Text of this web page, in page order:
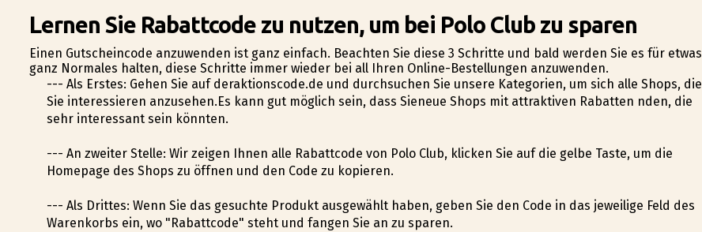
Lernen Sie Rabattcode zu nutzen, um bei Polo Club zu sparen
Einen Gutscheincode anzuwenden ist ganz einfach. Beachten Sie diese 3 Schritte und bald werden Sie es für etwas
ganz Normales halten, diese Schritte immer wieder bei all Ihren Online-Bestellungen anzuwenden.
--- Als Erstes: Gehen Sie auf deraktionscode.de und durchsuchen Sie unsere Kategorien, um sich alle Shops, die
Sie interessieren anzusehen.Es kann gut möglich sein, dass Sieneue Shops mit attraktiven Rabatten finden, die
sehr interessant sein könnten.
--- An zweiter Stelle: Wir zeigen Ihnen alle Rabattcode von Polo Club, klicken Sie auf die gelbe Taste, um die
Homepage des Shops zu öffnen und den Code zu kopieren.
--- Als Drittes: Wenn Sie das gesuchte Produkt ausgewählt haben, geben Sie den Code in das jeweilige Feld des
Warenkorbs ein, wo "Rabattcode" steht und fangen Sie an zu sparen.